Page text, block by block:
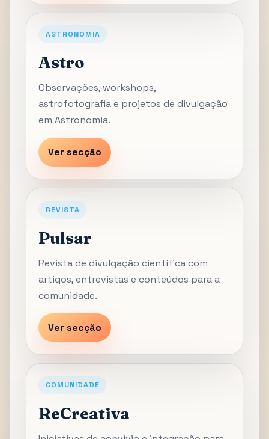
ASTRONOMIA
Astro
Observações, workshops,
astrofotografia e projetos de divulgação
em Astronomia.
Ver secção
REVISTA
Pulsar
Revista de divulgação científica com
artigos, entrevistas e conteúdos para a
comunidade.
Ver secção
COMUNIDADE
ReCreativa